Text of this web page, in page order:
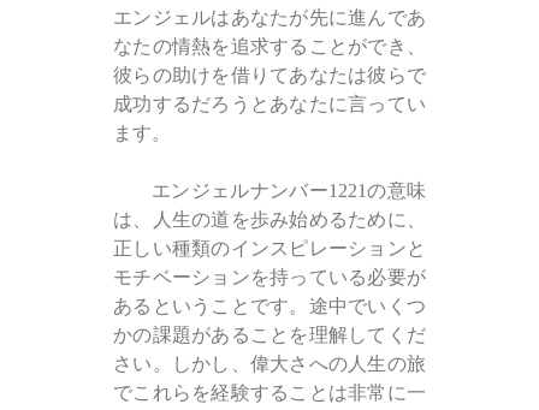
エンジェルはあなたが先に進んであ
なたの情熱を追求することができ、
彼らの助けを借りてあなたは彼らで
成功するだろうとあなたに言ってい
ます。
エンジェルナンバー1221の意味
は、人生の道を歩み始めるために、
正しい種類のインスピレーションと
モチベーションを持っている必要が
あるということです。途中でいくつ
かの課題があることを理解してくだ
さい。しかし、偉大さへの人生の旅
でこれらを経験することは非常に一